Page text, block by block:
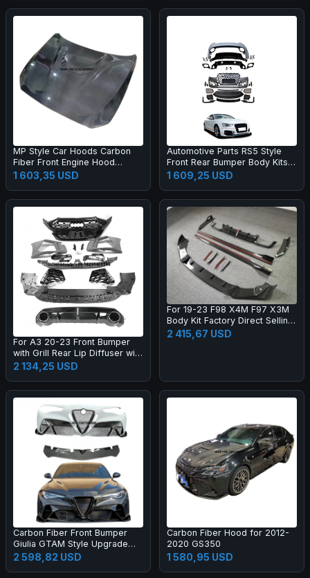
MP Style Car Hoods Carbon
Fiber Front Engine Hood
Bonnet for M2C F87 F22
1 603,35 USD
Automotive Parts RS5 Style
Front Rear Bumper Body Kits
for A5 S5 B8.5 2013-2016
Upgrade 2017-2019 Body Kit
1 609,25 USD
For A3 20-23 Front Bumper
with Grill Rear Lip Diffuser with
Muffler Tip Full RS3 Style
Body Kit
2 134,25 USD
For 19-23 F98 X4M F97 X3M
Body Kit Factory Direct Selling
Carbon Fiber AE Style Front
Bumper Edge Rear Diffuser
2 415,67 USD
Carbon Fiber Front Bumper
Giulia GTAM Style Upgrade
Black Color One Year Warranty
2 598,82 USD
Carbon Fiber Hood for 2012-
2020 GS350
1 580,95 USD